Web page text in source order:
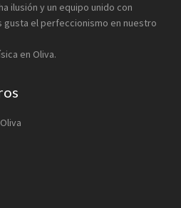
ilusión y un equipo unido con
gusta el perfeccionismo en nuestro
en Oliva.